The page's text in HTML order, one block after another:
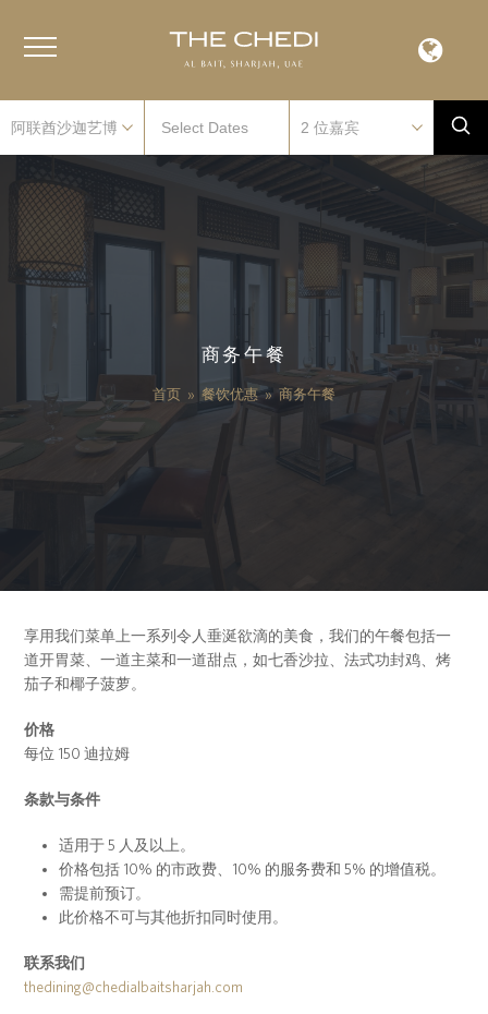
商务午餐
首页 » 餐饮优惠 » 商务午餐
享用我们菜单上一系列令人垂涎欲滴的美食，我们的午餐包括一
道开胃菜、一道主菜和一道甜点，如七香沙拉、法式功封鸡、烤
茄子和椰子菠萝。
价格
每位 150 迪拉姆
条款与条件
适用于 5 人及以上。
价格包括 10% 的市政费、10% 的服务费和 5% 的增值税。
需提前预订。
此价格不可与其他折扣同时使用。
联系我们
thedining@chedialbaitsharjah.com